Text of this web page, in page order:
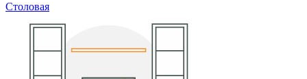
Столовая